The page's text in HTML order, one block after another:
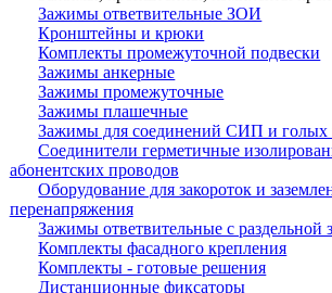
Зажимы ответвительные ЗОИ
Кронштейны и крюки
Комплекты промежуточной подвески
Зажимы анкерные
Зажимы промежуточные
Зажимы плашечные
Зажимы для соединений СИП и голых
Соединители герметичные
абонентских проводов
Оборудование для закороток и
перенапряжения
Зажимы ответвительные с раздельной
Комплекты фасадного крепления
Комплекты - готовые решения
Дистанционные фиксаторы